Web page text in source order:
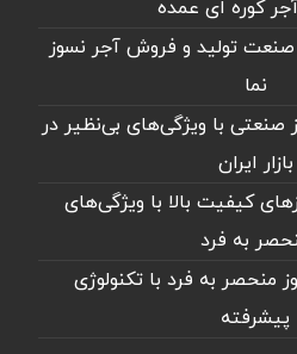
کوره ای عمده
تولید و فروش آجر نسوز
نما
صنعتی با ویژگی‌های بی‌نظیر در
بازار ایران
کیفیت بالا با ویژگی‌های
به فرد
منحصر به فرد با تکنولوژی
پیشرفته